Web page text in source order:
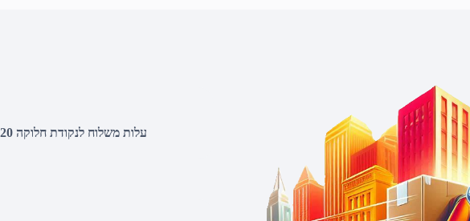
עלות משלוח לנקודת חלוקה 20 שקלים, בהזמנות מעל 500 שקלים ללא חיוב (חינם),